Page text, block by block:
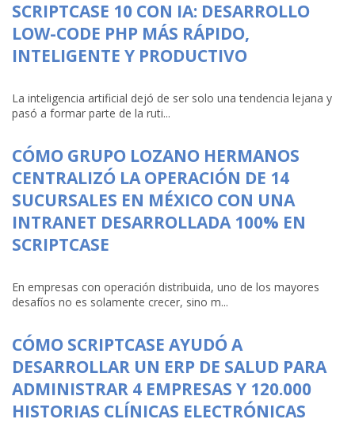
SCRIPTCASE 10 CON IA: DESARROLLO
LOW-CODE PHP MÁS RÁPIDO,
INTELIGENTE Y PRODUCTIVO
La inteligencia artificial dejó de ser solo una tendencia lejana y
pasó a formar parte de la ruti...
CÓMO GRUPO LOZANO HERMANOS
CENTRALIZÓ LA OPERACIÓN DE 14
SUCURSALES EN MÉXICO CON UNA
INTRANET DESARROLLADA 100% EN
SCRIPTCASE
En empresas con operación distribuida, uno de los mayores
desafíos no es solamente crecer, sino m...
CÓMO SCRIPTCASE AYUDÓ A
DESARROLLAR UN ERP DE SALUD PARA
ADMINISTRAR 4 EMPRESAS Y 120.000
HISTORIAS CLÍNICAS ELECTRÓNICAS